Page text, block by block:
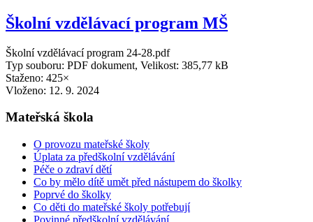
Školní vzdělávací program MŠ
Školní vzdělávací program 24-28.pdf
Typ souboru: PDF dokument, Velikost: 385,77 kB
Staženo: 425×
Vloženo: 12. 9. 2024
Mateřská škola
O provozu mateřské školy
Úplata za předškolní vzdělávání
Péče o zdraví dětí
Co by mělo dítě umět před nástupem do školky
Poprvé do školky
Co děti do mateřské školy potřebují
Povinné předškolní vzdělávání